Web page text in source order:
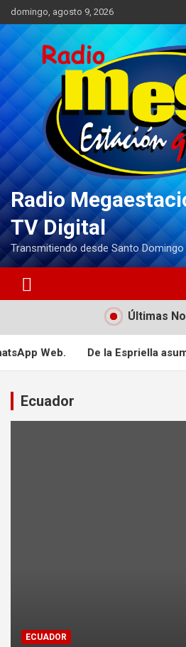
Saltar
al
contenido
domingo, agosto 9, 2026
Radio
TV Digital
Transmitiendo desde Santo
Últimas
Espriella asume la Presidencia de
Ecuador
ECUADOR